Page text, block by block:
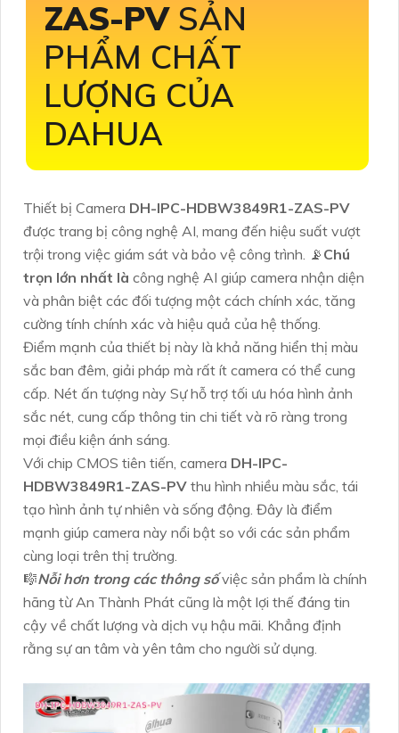
ZAS-PV SẢN
PHẨM CHẤT
LƯỢNG CỦA
DAHUA
Thiết bị Camera DH-IPC-HDBW3849R1-ZAS-PV
được trang bị công nghệ AI, mang đến hiệu suất vượt
trội trong việc giám sát và bảo vệ công trình. 📡 Chú
trọn lớn nhất là công nghệ AI giúp camera nhận diện
và phân biệt các đối tượng một cách chính xác, tăng
cường tính chính xác và hiệu quả của hệ thống.
Điểm mạnh của thiết bị này là khả năng hiển thị màu
sắc ban đêm, giải pháp mà rất ít camera có thể cung
cấp. Nét ấn tượng này Sự hỗ trợ tối ưu hóa hình ảnh
sắc nét, cung cấp thông tin chi tiết và rõ ràng trong
mọi điều kiện ánh sáng.
Với chip CMOS tiên tiến, camera DH-IPC-
HDBW3849R1-ZAS-PV thu hình nhiều màu sắc, tái
tạo hình ảnh tự nhiên và sống động. Đây là điểm
mạnh giúp camera này nổi bật so với các sản phẩm
cùng loại trên thị trường.
🎼️Nỗi hơn trong các thông sốviệc sản phẩm là chính
hãng từ An Thành Phát cũng là một lợi thế đáng tin
cậy về chất lượng và dịch vụ hậu mãi. Khẳng định
rằng sự an tâm và yên tâm cho người sử dụng.